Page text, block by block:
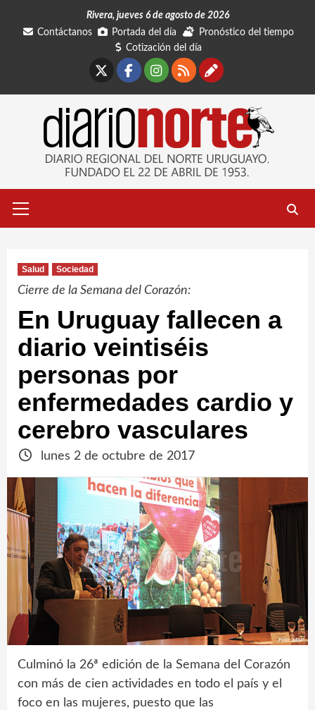
Rivera, jueves 6 de agosto de 2026
Contáctanos
Portada del día
Pronóstico del tiempo
Cotización del día
Facebook
Instagram
RSSContáctanos
primario
Salud Sociedad
Cierre de la Semana del Corazón:
En Uruguay fallecen a
diario veintiséis
personas por
enfermedades cardio y
cerebro vasculares
lunes 2 de octubre de 2017
Culminó la 26ª edición de la Semana del Corazón
con más de cien actividades en todo el país y el
foco en las mujeres, puesto que las